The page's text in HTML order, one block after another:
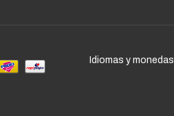
Idiomas y monedas